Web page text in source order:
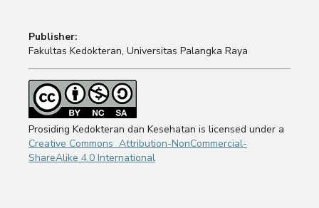
Publisher:
Fakultas Kedokteran, Universitas Palangka Raya
Prosiding Kedokteran dan Kesehatan is licensed under a
Creative Commons Attribution-NonCommercial-
ShareAlike 4.0 International